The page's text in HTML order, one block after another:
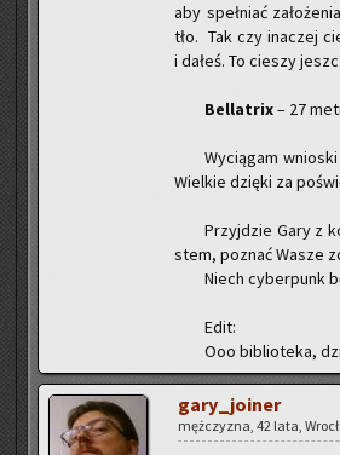
aby speł­niać
tło. Tak czy ina­czej
i dałeś. To cie­szy
Bel­la­trix– 27
Wy­cią­gam
Wiel­kie dzię­ki za
Przyj­dzie Gary z
stem, po­znać Wasze
Niech cy­ber­punk
Edit:
Ooo bi­blio­te­ka,
ga­ry­_jo­iner
męż­czy­zna, 42 lata,